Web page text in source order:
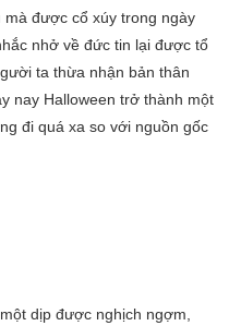
được cổ xúy trong ngày
nhở về đức tin lại được tổ
ta thừa nhận bản thân
nay Halloween trở thành một
đi quá xa so với nguồn gốc
dịp được nghịch ngợm,